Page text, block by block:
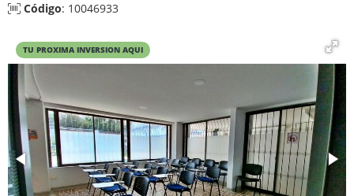
Código: 10046933
TU PROXIMA INVERSION AQUI